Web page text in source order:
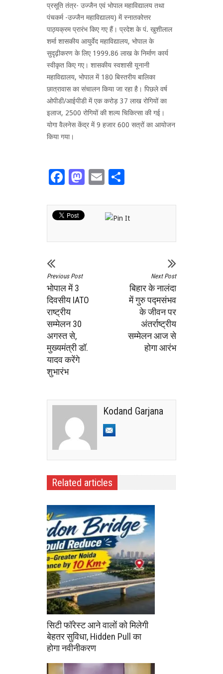
प्रसूति तंत्र- उज्जैन एवं भोपाल महाविद्यालय तथा
पंचकर्म -उज्जैन महाविद्यालय) में स्नातकोत्तर
पाठ्यक्रम प्रारंभ किए गए हैं। प्रदेश के पं. खुशीलाल
शर्मा शासकीय आयुर्वेद महाविद्यालय, भोपाल के
सुदृढ़ीकरण के लिए 1999.86 लाख के निर्माण कार्य
स्वीकृत किए गए। शासकीय स्वशासी यूनानी
महाविद्यालय, भोपाल में 180 बिस्तरीय बालिका
छात्रावास का संचालन किया जा रहा है। पिछले वर्ष
ओपीडी/आईपीडी में एक करोड़ 37 लाख रोगियों का
इलाज, 2500 रोगियों की शल्य चिकित्सा की गई।
योगा वैलनेस केंद्र में 9 हजार 600 सत्रों का आयोजन
किया गया।
Facebook
Mastodon
Email
Previous Post
भोपाल में 3
दिवसीय IATO
राष्ट्रीय
सम्मेलन 30
अगस्त से,
मुख्यमंत्री डॉ.
यादव करेंगे
शुभारंभ
Next Post
बिहार के नालंदा
में गुरु पद्मसंभव
के जीवन पर
अंतर्राष्ट्रीय
सम्मेलन आज से
होगा आरंभ
Kodand Garjana
Related articles
सिटी फॉरेस्ट आने वालों को मिलेगी
बेहतर सुविधा, Hidden Pull का
होगा नवीनीकरण